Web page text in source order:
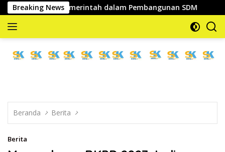
Langsung
ke
konten
Breaking News
Pemerintah dalam Pembangunan SDM Wabup
mengabarkan
Beranda Berita
Berita